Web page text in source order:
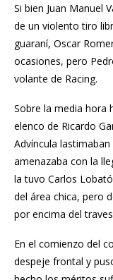
Si bien Juan Manuel
de un violento tiro
guaraní, Oscar
ocasiones, pero
volante de Racing.
Sobre la media hora
elenco de Ricardo
Advíncula
amenazaba con la
la tuvo Carlos
del área chica, pero
por encima del
En el comienzo del
despeje frontal y